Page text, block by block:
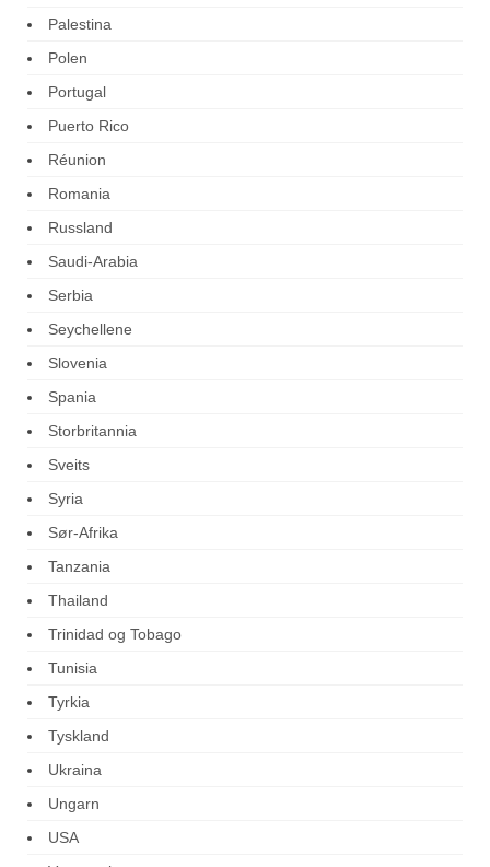
Palestina
Polen
Portugal
Puerto Rico
Réunion
Romania
Russland
Saudi-Arabia
Serbia
Seychellene
Slovenia
Spania
Storbritannia
Sveits
Syria
Sør-Afrika
Tanzania
Thailand
Trinidad og Tobago
Tunisia
Tyrkia
Tyskland
Ukraina
Ungarn
USA